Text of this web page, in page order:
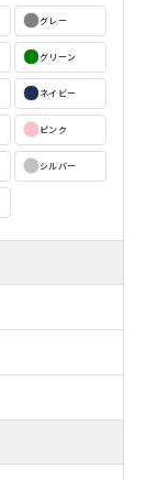
グレー
グリーン
ネイビー
ピンク
シルバー